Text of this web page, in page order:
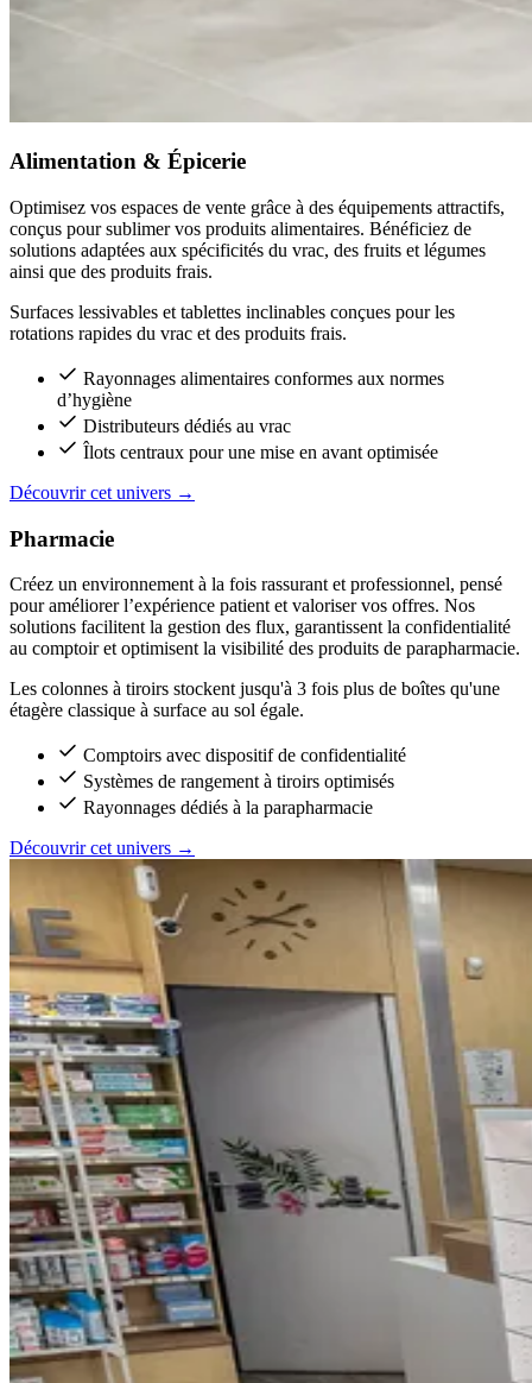
Alimentation & Épicerie
Optimisez vos espaces de vente grâce à des équipements attractifs,
conçus pour sublimer vos produits alimentaires. Bénéficiez de
solutions adaptées aux spécificités du vrac, des fruits et légumes
ainsi que des produits frais.
Surfaces lessivables et tablettes inclinables conçues pour les
rotations rapides du vrac et des produits frais.
Rayonnages alimentaires conformes aux normes
d’hygiène
Distributeurs dédiés au vrac
Îlots centraux pour une mise en avant optimisée
Découvrir cet univers →
Pharmacie
Créez un environnement à la fois rassurant et professionnel, pensé
pour améliorer l’expérience patient et valoriser vos offres. Nos
solutions facilitent la gestion des flux, garantissent la confidentialité
au comptoir et optimisent la visibilité des produits de parapharmacie.
Les colonnes à tiroirs stockent jusqu'à 3 fois plus de boîtes qu'une
étagère classique à surface au sol égale.
Comptoirs avec dispositif de confidentialité
Systèmes de rangement à tiroirs optimisés
Rayonnages dédiés à la parapharmacie
Découvrir cet univers →